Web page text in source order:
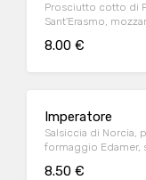
Prosciutto cotto di
Sant'Erasmo,
8.00 €
Imperatore
Salsiccia di Norcia,
formaggio Edamer,
8.50 €